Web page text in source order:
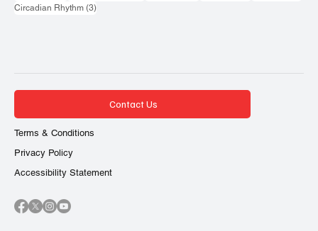
Circadian Rhythm (3)3 กระทู้
Contact Us
Terms & Conditions
Privacy Policy
Accessibility Statement